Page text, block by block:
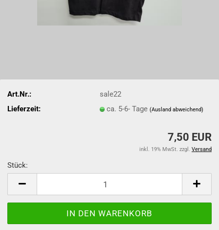
Art.Nr.:
sale22
Lieferzeit:
ca. 5-6- Tage(Ausland abweichend)
7,50 EUR
inkl. 19% MwSt. zzgl. Versand
Stück: